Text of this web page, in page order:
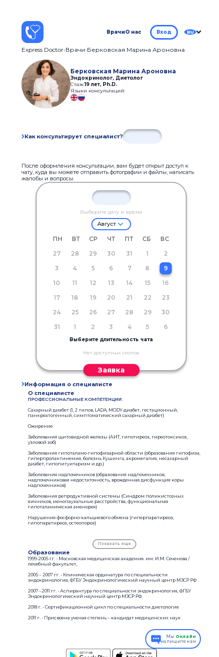
ВрачиО нас Вход RU
Express Doctor Врачи Берковская Марина Ароновна
Берковская Марина Ароновна
Эндокринолог, Диетолог
Стаж:19 лет, Ph.D.
Языки консультаций:
Как консультирует специалист?
После оформления консультации, вам будет открыт доступ к
чату, куда вы можете отправить фотографии и файлы, написать
жалобы и вопросы.
Выберите дату и время
Август
ПН ВТ СР ЧТ ПТ СБ
ВС
27
28 29 30 31 1
2
3
4 5 6 7 8
9
10
11 12 13 14 15
16
17
18 19 20 21 22
23
24
25 26 27 28 29
30
31
1 2 3 4 5 6
Выберите длительность чата
Нет доступных слотов
Заявка
Информация о специалисте
О специалисте
ПРОФЕССИОНАЛЬНЫЕ КОМПЕТЕНЦИИ:
Сахарный диабет (1, 2 типов, LADA, MODY-диабет, гестационный,
панкреатогенный, симптоматический сахарный диабет)
Ожирение
Заболевания щитовидной железы (АИТ, гипотиреоз, тиреотоксикоз,
узловой зоб)
Заболевания гипоталамо-гипофизарной области (образования гипофиза,
гиперпролактинемия, болезнь Кушинга, акромегалия, несахарный
диабет, гипопитуитаризм и др.)
Заболевания надпочечников (образования надпочечников,
надпочечниковая недостаточность, врожденная дисфункция коры
надпочечников)
Заболевания репродуктивной системы (Синдром поликистозных
яичников, менопаузальные расстройства, функциональная
гипоталамическая аменорея)
Нарушения фосфорно-кальциевого обмена (гиперпаратиреоз,
гипопаратиреоз, остеопороз)
Показать еще
Образование
1999-2005 гг. - Московская медицинская академия. им. И.М. Сеченова /
лечебный факультет,
2005 – 2007 гг. - Клиническая ординатура по специальности
эндокринология, ФГБУ Эндокринологический научный центр МЗСР РФ
2007 –2011 гг. - Аспирантура по специальности эндокринология, ФГБУ
Эндокринологический научный центр МЗСР РФ
2018 г. - Сертификационной цикл по специальности диетология
2011 г. - Присвоена ученая степень – кандидат медицинских наук
Мы Онлайн
напишите нам